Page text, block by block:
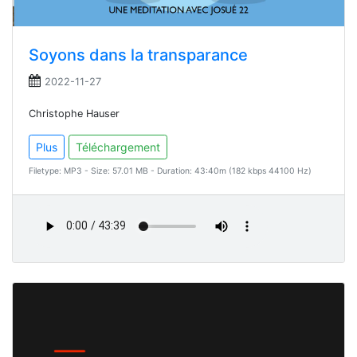
Soyons dans la transparance
2022-11-27
Christophe Hauser
Plus Téléchargement
Filetype: MP3 - Size: 57.01 MB - Duration: 43:40m (182 kbps 44100 Hz)